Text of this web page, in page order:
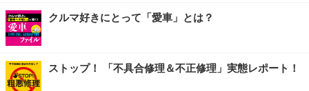
クルマ好きにとって「愛車」とは？
ストップ！ 「不具合修理＆不正修理」実態レポート！